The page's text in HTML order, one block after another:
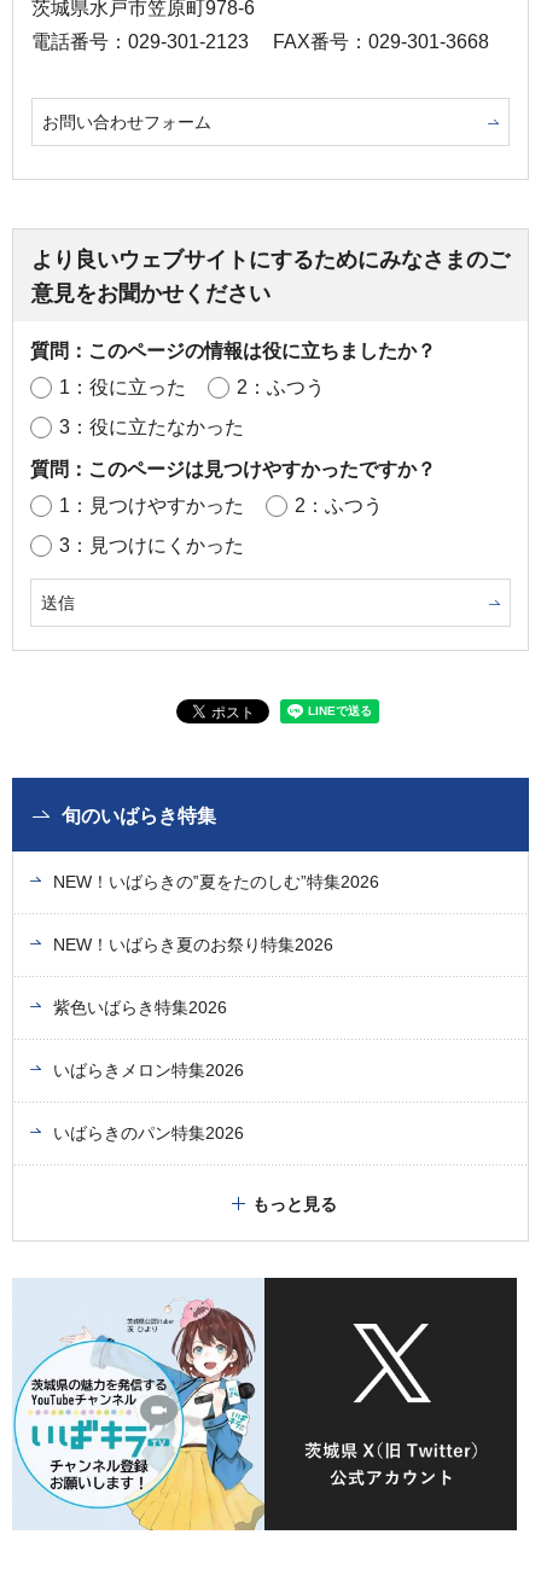
茨城県水戸市笠原町978-6
電話番号：029-301-2123
FAX番号：029-301-3668
お問い合わせフォーム
より良いウェブサイトにするためにみなさまのご
意見をお聞かせください
質問：このページの情報は役に立ちましたか？
1：役に立った
2：ふつう
3：役に立たなかった
質問：このページは見つけやすかったですか？
1：見つけやすかった
2：ふつう
3：見つけにくかった
旬のいばらき特集
NEW！いばらきの‟夏をたのしむ”特集2026
NEW！いばらき夏のお祭り特集2026
紫色いばらき特集2026
いばらきメロン特集2026
いばらきのパン特集2026
もっと見る